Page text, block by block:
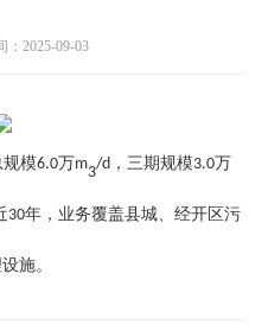
English
：2025-09-03
规模6.0万m3/d ，三期规模3.0万
30年，业务覆盖县城、经开区污
施。